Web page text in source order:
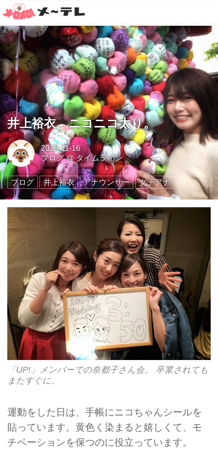
井上裕衣 ニコニコ太り。
2018-11-16
ブログ@タイムライン
ブログ 井上裕衣 アナウンサー 女子アナ
「UP!」メンバーでの奈都子さん会。 卒業されても
またすぐに。
運動をした日は、手帳にニコちゃんシールを
貼っています。黄色く染まると嬉しくて、モ
チベーションを保つのに役立っています。